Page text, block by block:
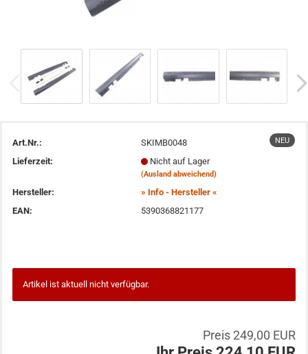
NEU
Art.Nr.:
SKIMB0048
Lieferzeit:
Nicht auf Lager
(Ausland abweichend)
Hersteller:
» Info - Hersteller «
EAN:
5390368821177
Artikel ist aktuell nicht verfügbar.
Preis 249,00 EUR